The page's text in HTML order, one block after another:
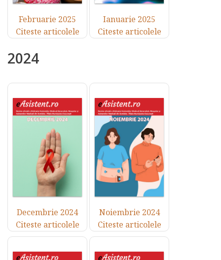
Februarie 2025
Citeste articolele
Ianuarie 2025
Citeste articolele
2024
Decembrie 2024
Citeste articolele
Noiembrie 2024
Citeste articolele